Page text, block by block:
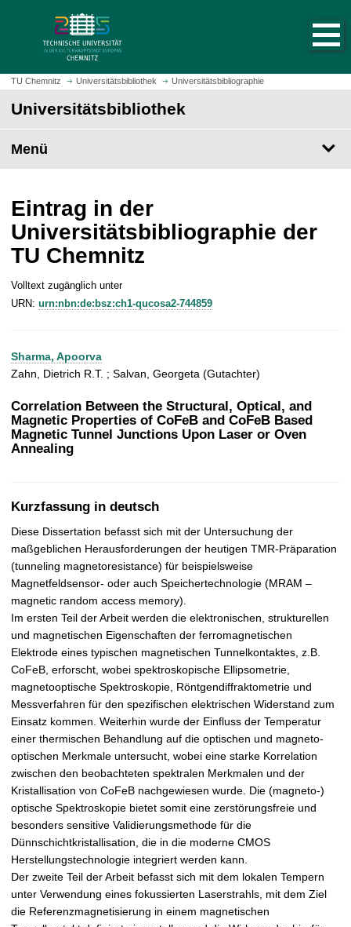
z
m
t
e
i
t
u
f
r
u
e
n
TU Chemnitz Universitätsbibliothek Universitätsbibliographie
Universitätsbibliothek
Menü
Eintrag in der
Universitätsbibliographie der
TU Chemnitz
Volltext zugänglich unter
URN: urn:nbn:de:bsz:ch1-qucosa2-744859
Sharma, Apoorva
Zahn, Dietrich R.T. ; Salvan, Georgeta (Gutachter)
Correlation Between the Structural, Optical, and
Magnetic Properties of CoFeB and CoFeB Based
Magnetic Tunnel Junctions Upon Laser or Oven
Annealing
Kurzfassung in deutsch
Diese Dissertation befasst sich mit der Untersuchung der
maßgeblichen Herausforderungen der heutigen TMR-Präparation
(tunneling magnetoresistance) für beispielsweise
Magnetfeldsensor- oder auch Speichertechnologie (MRAM –
magnetic random access memory).
Im ersten Teil der Arbeit werden die elektronischen, strukturellen
und magnetischen Eigenschaften der ferromagnetischen
Elektrode eines typischen magnetischen Tunnelkontaktes, z.B.
CoFeB, erforscht, wobei spektroskopische Ellipsometrie,
magnetooptische Spektroskopie, Röntgendiffraktometrie und
Messverfahren für den spezifischen elektrischen Widerstand zum
Einsatz kommen. Weiterhin wurde der Einfluss der Temperatur
einer thermischen Behandlung auf die optischen und magneto-
optischen Merkmale untersucht, wobei eine starke Korrelation
zwischen den beobachteten spektralen Merkmalen und der
Kristallisation von CoFeB nachgewiesen wurde. Die (magneto-)
optische Spektroskopie bietet somit eine zerstörungsfreie und
besonders sensitive Validierungsmethode für die
Dünnschichtkristallisation, die in die moderne CMOS
Herstellungstechnologie integriert werden kann.
Der zweite Teil der Arbeit befasst sich mit dem lokalen Tempern
unter Verwendung eines fokussierten Laserstrahls, mit dem Ziel
die Referenzmagnetisierung in einem magnetischen